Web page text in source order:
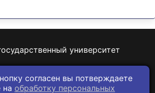
университет
согласен вы потверждаете
на обработку персональных